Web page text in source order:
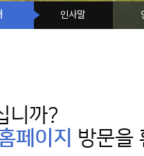
인사말
니까?
페이지 방문을